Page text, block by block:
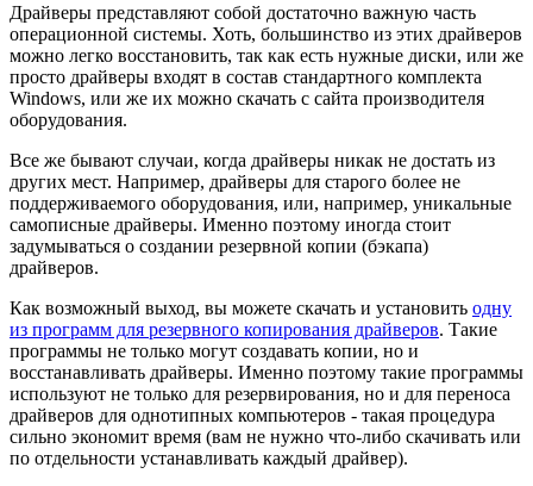
Драйверы представляют собой достаточно важную часть
операционной системы. Хоть, большинство из этих драйверов
можно легко восстановить, так как есть нужные диски, или же
просто драйверы входят в состав стандартного комплекта
Windows, или же их можно скачать с сайта производителя
оборудования.
Все же бывают случаи, когда драйверы никак не достать из
других мест. Например, драйверы для старого более не
поддерживаемого оборудования, или, например, уникальные
самописные драйверы. Именно поэтому иногда стоит
задумываться о создании резервной копии (бэкапа)
драйверов.
Как возможный выход, вы можете скачать и установить одну
из программ для резервного копирования драйверов. Такие
программы не только могут создавать копии, но и
восстанавливать драйверы. Именно поэтому такие программы
используют не только для резервирования, но и для переноса
драйверов для однотипных компьютеров - такая процедура
сильно экономит время (вам не нужно что-либо скачивать или
по отдельности устанавливать каждый драйвер).